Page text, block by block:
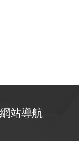
網站導航